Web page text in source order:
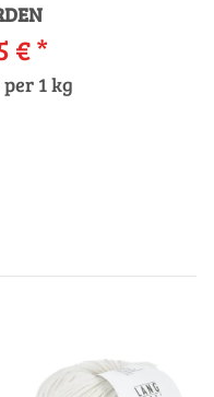
€*
1 kg